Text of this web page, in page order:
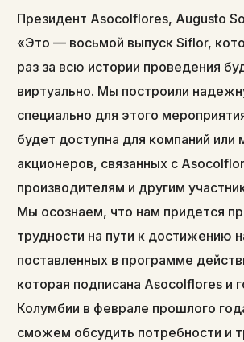
Президент Asocolflores, Augusto
«Это — восьмой выпуск Siflor,
раз за всю истории проведения
виртуально. Мы построили
специально для этого
будет доступна для компаний или
акционеров, связанных с
производителям и другим
Мы осознаем, что нам придется
трудности на пути к достижению
поставленных в программе
которая подписана Asocolflores и
Колумбии в феврале прошлого
сможем обсудить потребности и